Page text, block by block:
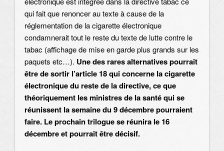
qui fait que renoncer au texte à cause de la
réglementation de la cigarette électronique
condamnerait tout le reste du texte de lutte contre le
tabac (affichage de mise en garde plus grands sur les
paquets etc…). Une des rares alternatives pourrait
être de sortir l’article 18 qui concerne la cigarette
électronique du reste de la directive, ce que
théoriquement les ministres de la santé qui se
réunissent la semaine du 9 décembre pourraient
faire. Le prochain trilogue se réunira le 16
décembre et pourrait être décisif.